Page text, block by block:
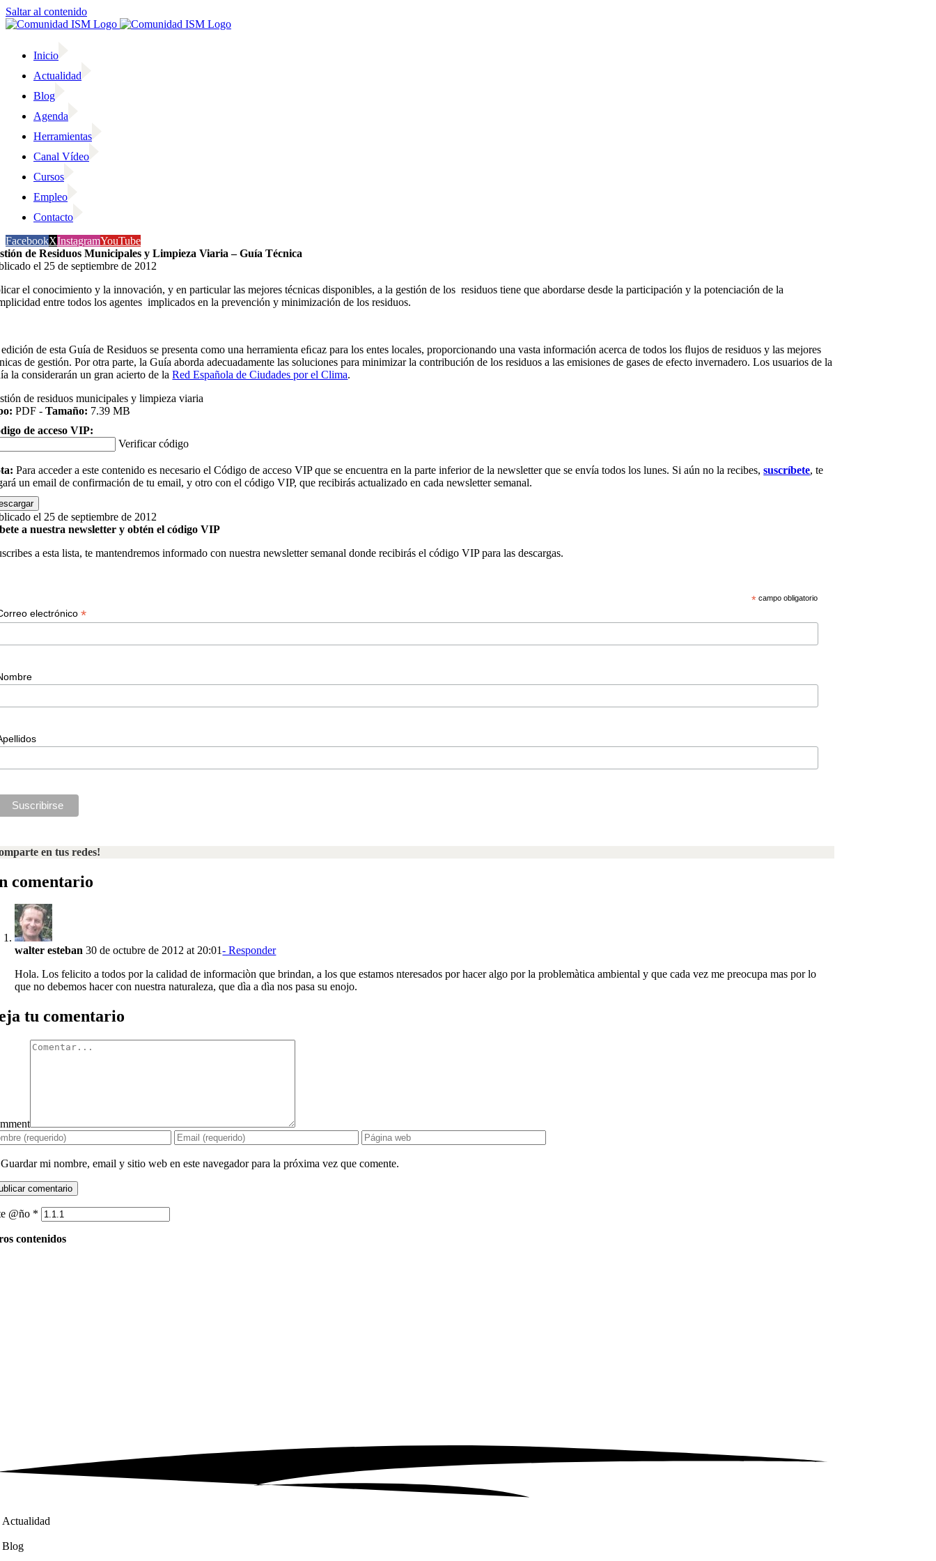
Saltar al contenido
Inicio
Actualidad
Blog
Agenda
Herramientas
Canal Vídeo
Cursos
Empleo
Contacto
FacebookXInstagramYouTube
de Residuos Municipales y Limpieza Viaria – Guía Técnica
el 25 de septiembre de 2012
el conocimiento y la innovación, y en particular las mejores técnicas disponibles, a la gestión de los residuos tiene que abordarse desde la participación y la potenciación de la
entre todos los agentes implicados en la prevención y minimización de los residuos.
de esta Guía de Residuos se presenta como una herramienta eﬁcaz para los entes locales, proporcionando una vasta información acerca de todos los ﬂujos de residuos y las mejores
de gestión. Por otra parte, la Guía aborda adecuadamente las soluciones para minimizar la contribución de los residuos a las emisiones de gases de efecto invernadero. Los usuarios de la
la considerarán un gran acierto de laRed Española de Ciudades por el Clima.
de residuos municipales y limpieza viaria
PDF -Tamaño: 7.39 MB
de acceso VIP:
Verificar código
Para acceder a este contenido es necesario el Código de acceso VIP que se encuentra en la parte inferior de la newsletter que se envía todos los lunes. Si aún no la recibes,suscríbete, te
un email de confirmación de tu email, y otro con el código VIP, que recibirás actualizado en cada newsletter semanal.
el 25 de septiembre de 2012
a nuestra newsletter y obtén el código VIP
a esta lista, te mantendremos informado con nuestra newsletter semanal donde recibirás el código VIP para las descargas.
*campo obligatorio
electrónico*
en tus redes!
comentario
walter esteban 30 de octubre de 2012 at 20:01- Responder
Hola. Los felicito a todos por la calidad de informaciòn que brindan, a los que estamos nteresados por hacer algo por la problemàtica ambiental y que cada vez me preocupa mas por lo
que no debemos hacer con nuestra naturaleza, que dìa a dìa nos pasa su enojo.
tu comentario
Guardar mi nombre, email y sitio web en este navegador para la próxima vez que comente.
@ño *
contenidos
Actualidad
Blog